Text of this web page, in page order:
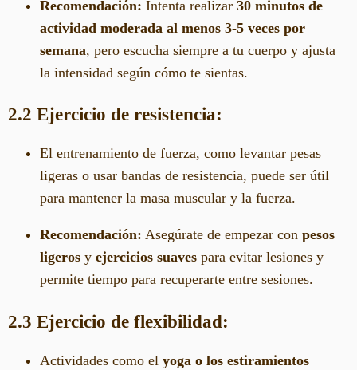
Recomendación: Intenta realizar 30 minutos de
actividad moderada al menos 3-5 veces por
semana, pero escucha siempre a tu cuerpo y ajusta
la intensidad según cómo te sientas.
2.2 Ejercicio de resistencia:
El entrenamiento de fuerza, como levantar pesas
ligeras o usar bandas de resistencia, puede ser útil
para mantener la masa muscular y la fuerza.
Recomendación: Asegúrate de empezar con pesos
ligeros y ejercicios suaves para evitar lesiones y
permite tiempo para recuperarte entre sesiones.
2.3 Ejercicio de flexibilidad:
Actividades como el yoga o los estiramientos